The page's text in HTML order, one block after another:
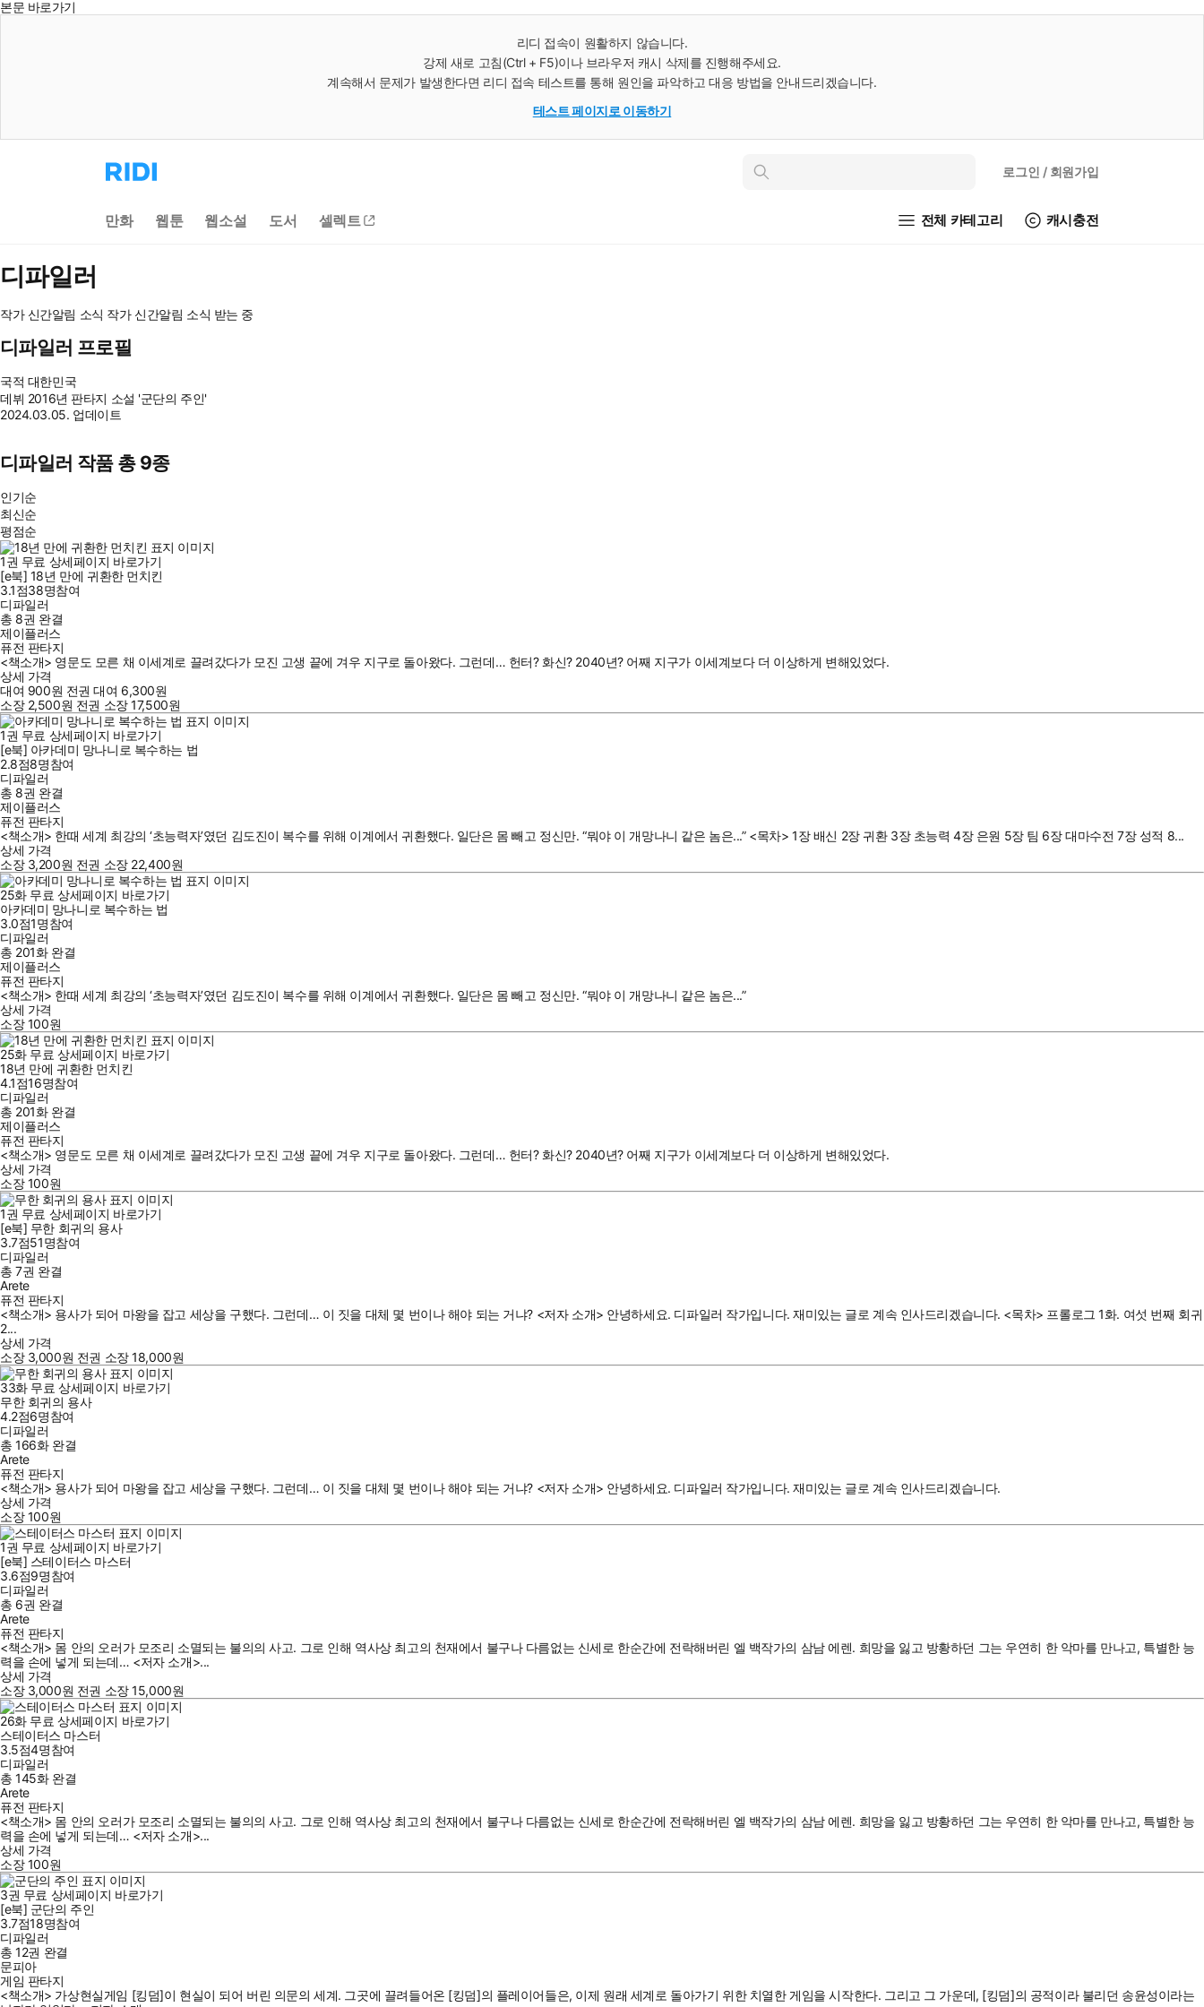
본문 바로가기
리디 접속이 원활하지 않습니다.
강제 새로 고침(Ctrl + F5)이나 브라우저 캐시 삭제를 진행해주세요.
계속해서 문제가 발생한다면 리디 접속 테스트를 통해 원인을 파악하고 대응 방법을 안내드리겠습니다.
테스트 페이지로 이동하기
리
디
으
로
인
로그인 / 회원가입
만화 웹툰 웹소설 도서 셀렉트 전체 카테고리 캐시충전
디파일러
작가 신간알림 소식 작가 신간알림 소식 받는 중
디파일러 프로필
국적 대한민국
데뷔 2016년 판타지 소설 '군단의 주인'
2024.03.05. 업데이트
디파일러 작품 총 9종
인기순
최신순
평점순
1권 무료 상세페이지 바로가기
[e북] 18년 만에 귀환한 먼치킨
3.1점38명참여
디파일러
총 8권 완결
제이플러스
퓨전 판타지
<책소개> 영문도 모른 채 이세계로 끌려갔다가 모진 고생 끝에 겨우 지구로 돌아왔다. 그런데… 헌터? 화신? 2040년? 어째 지구가 이세계보다 더 이상하게 변해있었다.
상세 가격
대여 900원 전권 대여 6,300원
소장 2,500원 전권 소장17,500원
1권 무료 상세페이지 바로가기
[e북] 아카데미 망나니로 복수하는 법
2.8점8명참여
디파일러
총 8권 완결
제이플러스
퓨전 판타지
<책소개> 한때 세계 최강의 ‘초능력자’였던 김도진이 복수를 위해 이계에서 귀환했다. 일단은 몸 빼고 정신만. “뭐야 이 개망나니 같은 놈은...” <목차> 1장 배신 2장 귀환 3장 초능력 4장 은원 5장 팀 6장 대마수전 7장 성적 8...
상세 가격
소장 3,200원 전권 소장 22,400원
25화 무료 상세페이지 바로가기
아카데미 망나니로 복수하는 법
3.0점1명참여
디파일러
총 201화 완결
제이플러스
퓨전 판타지
<책소개> 한때 세계 최강의 ‘초능력자’였던 김도진이 복수를 위해 이계에서 귀환했다. 일단은 몸 빼고 정신만. “뭐야 이 개망나니 같은 놈은...”
상세 가격
소장100원
25화 무료 상세페이지 바로가기
18년 만에 귀환한 먼치킨
4.1점16명참여
디파일러
총 201화 완결
제이플러스
퓨전 판타지
<책소개> 영문도 모른 채 이세계로 끌려갔다가 모진 고생 끝에 겨우 지구로 돌아왔다. 그런데… 헌터? 화신? 2040년? 어째 지구가 이세계보다 더 이상하게 변해있었다.
상세 가격
소장100원
1권 무료 상세페이지 바로가기
[e북] 무한 회귀의 용사
3.7점51명참여
디파일러
총 7권 완결
Arete
퓨전 판타지
<책소개> 용사가 되어 마왕을 잡고 세상을 구했다. 그런데… 이 짓을 대체 몇 번이나 해야 되는 거냐? <저자 소개> 안녕하세요. 디파일러 작가입니다. 재미있는 글로 계속 인사드리겠습니다. <목차> 프롤로그 1화. 여섯 번째 회귀
2...
상세 가격
소장 3,000원 전권 소장18,000원
33화 무료 상세페이지 바로가기
무한 회귀의 용사
4.2점6명참여
디파일러
총 166화 완결
Arete
퓨전 판타지
<책소개> 용사가 되어 마왕을 잡고 세상을 구했다. 그런데… 이 짓을 대체 몇 번이나 해야 되는 거냐? <저자 소개> 안녕하세요. 디파일러 작가입니다. 재미있는 글로 계속 인사드리겠습니다.
상세 가격
소장100원
1권 무료 상세페이지 바로가기
[e북] 스테이터스 마스터
3.6점9명참여
디파일러
총 6권 완결
Arete
퓨전 판타지
<책소개> 몸 안의 오러가 모조리 소멸되는 불의의 사고. 그로 인해 역사상 최고의 천재에서 불구나 다름없는 신세로 한순간에 전락해버린 엘 백작가의 삼남 에렌. 희망을 잃고 방황하던 그는 우연히 한 악마를 만나고, 특별한 능
력을 손에 넣게 되는데… <저자 소개>...
상세 가격
소장 3,000원 전권 소장15,000원
26화 무료 상세페이지 바로가기
스테이터스 마스터
3.5점4명참여
디파일러
총 145화 완결
Arete
퓨전 판타지
<책소개> 몸 안의 오러가 모조리 소멸되는 불의의 사고. 그로 인해 역사상 최고의 천재에서 불구나 다름없는 신세로 한순간에 전락해버린 엘 백작가의 삼남 에렌. 희망을 잃고 방황하던 그는 우연히 한 악마를 만나고, 특별한 능
력을 손에 넣게 되는데… <저자 소개>...
상세 가격
소장100원
3권 무료 상세페이지 바로가기
[e북] 군단의 주인
3.7점18명참여
디파일러
총 12권 완결
문피아
게임 판타지
<책소개> 가상현실게임 [킹덤]이 현실이 되어 버린 의문의 세계. 그곳에 끌려들어온 [킹덤]의 플레이어들은, 이제 원래 세계로 돌아가기 위한 치열한 게임을 시작한다. 그리고 그 가운데, [킹덤]의 공적이라 불리던 송윤성이라는